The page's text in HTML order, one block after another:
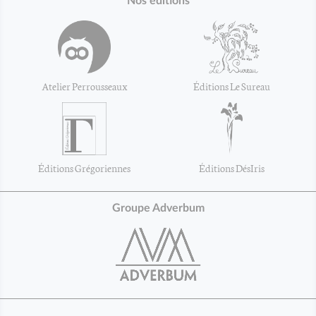
Atelier Perrousseaux Éditions Le Sureau
Éditions Grégoriennes Éditions DésIris
Groupe Adverbum